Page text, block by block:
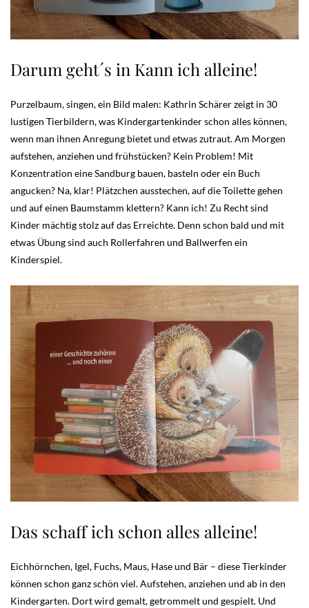
Darum geht´s in Kann ich alleine!
Purzelbaum, singen, ein Bild malen: Kathrin Schärer zeigt in 30
lustigen Tierbildern, was Kindergartenkinder schon alles können,
wenn man ihnen Anregung bietet und etwas zutraut. Am Morgen
aufstehen, anziehen und frühstücken? Kein Problem! Mit
Konzentration eine Sandburg bauen, basteln oder ein Buch
angucken? Na, klar! Plätzchen ausstechen, auf die Toilette gehen
und auf einen Baumstamm klettern? Kann ich! Zu Recht sind
Kinder mächtig stolz auf das Erreichte. Denn schon bald und mit
etwas Übung sind auch Rollerfahren und Ballwerfen ein
Kinderspiel.
Das schaff ich schon alles alleine!
Eichhörnchen, Igel, Fuchs, Maus, Hase und Bär – diese Tierkinder
können schon ganz schön viel. Aufstehen, anziehen und ab in den
Kindergarten. Dort wird gemalt, getrommelt und gespielt. Und